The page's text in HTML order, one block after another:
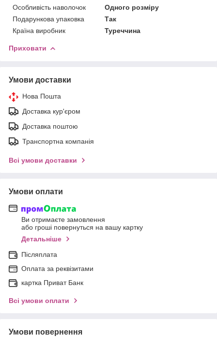
Особливість наволочок
Одного розміру
Подарункова упаковка
Так
Країна виробник
Туреччина
Приховати
Умови доставки
Нова Пошта
Доставка кур'єром
Доставка поштою
Транспортна компанія
Всі умови доставки
Умови оплати
Ви отримаєте замовлення
або гроші повернуться на вашу картку
Детальніше
Післяплата
Оплата за реквізитами
картка Приват Банк
Всі умови оплати
Умови повернення